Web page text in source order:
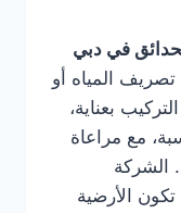
في دبي
تصريف المياه أو
بعناية،
مع مراعاة
الشركة
الأرضية